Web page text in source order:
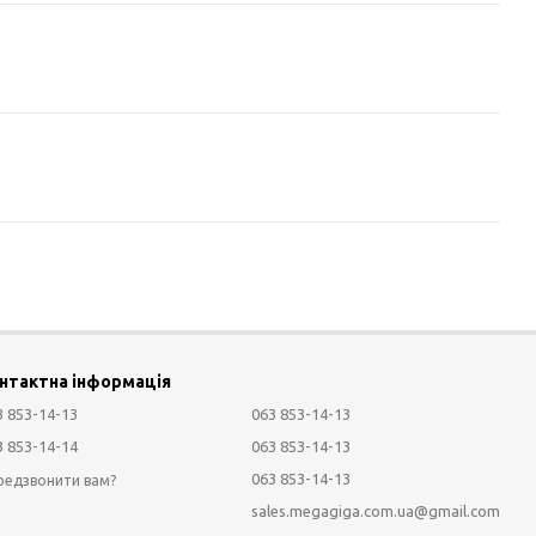
інформація
853-14-13
853-14-14
вам?
063 853-14-13
063 853-14-13
063 853-14-13
sales.megagiga.com.ua@gmail.com